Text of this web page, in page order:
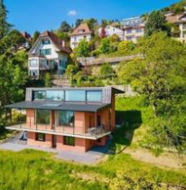
esta ficha está sujeta a
dudas, contáctanos.